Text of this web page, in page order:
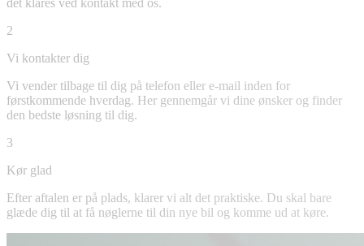
det klares ved kontakt med os.
2
Vi kontakter dig
Vi vender tilbage til dig på telefon eller e-mail inden for
førstkommende hverdag. Her gennemgår vi dine ønsker og finder
den bedste løsning til dig.
3
Kør glad
Efter aftalen er på plads, klarer vi alt det praktiske. Du skal bare
glæde dig til at få nøglerne til din nye bil og komme ud at køre.